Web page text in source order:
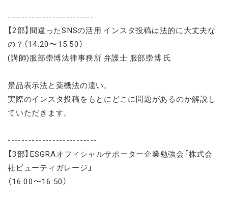
-------------------------
【2部】間違ったSNSの活用 インスタ投稿は法的に大丈夫な
の？（14:20〜15:50）
(講師)服部崇博法律事務所 弁護士 服部崇博 氏
景品表示法と薬機法の違い。
実際のインスタ投稿をもとにどこに問題があるのか解説し
ていただきます。
--------------------------
【3部】ESGRAオフィシャルサポーター企業勉強会「株式会
社ビューティガレージ」
（16:00〜16:50）